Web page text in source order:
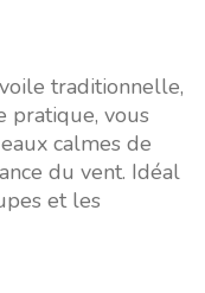
traditionnelle,
vous
calmes de
du vent. Idéal
et les